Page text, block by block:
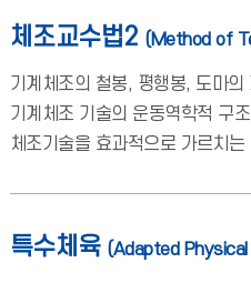
체조교수법2 (Method of
기계체조의 철봉, 평행봉, 도마
기계체조 기술의 운동역학적 구
체조기술을 효과적으로 가르치
특수체육 (Adapted